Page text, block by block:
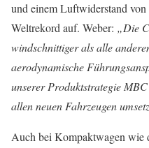
und einem Luftwiderstand
Weltrekord auf. Weber: „Die
windschnittiger als alle
aerodynamische
unserer Produktstrategie
allen neuen Fahrzeugen
Auch bei Kompaktwagen wie